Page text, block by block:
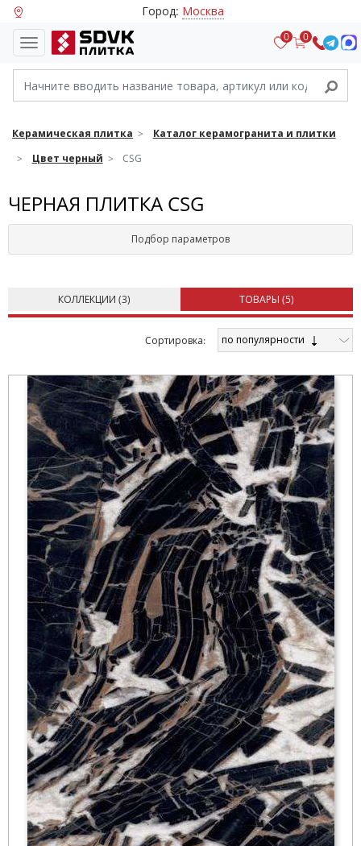
Город: Москва
0 0
Керамическая плитка
Каталог керамогранита и плитки
Цвет черный
CSG
ЧЕРНАЯ ПЛИТКА CSG
Подбор параметров
КОЛЛЕКЦИИ (3) ТОВАРЫ (5)
Cортировка: по популярности